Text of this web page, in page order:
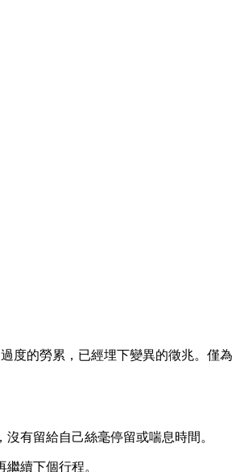
度的勞累，已經埋下變異的徵兆。僅
有留給自己絲毫停留或喘息時間。
續下個行程。